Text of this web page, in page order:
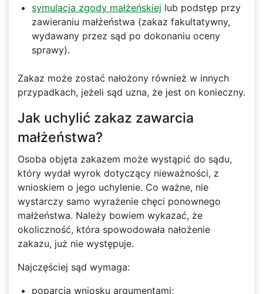
symulacja zgody małżeńskiej lub podstęp przy
zawieraniu małżeństwa (zakaz fakultatywny,
wydawany przez sąd po dokonaniu oceny
sprawy).
Zakaz może zostać nałożony również w innych
przypadkach, jeżeli sąd uzna, że jest on konieczny.
Jak uchylić zakaz zawarcia
małżeństwa?
Osoba objęta zakazem może wystąpić do sądu,
który wydał wyrok dotyczący nieważności, z
wnioskiem o jego uchylenie. Co ważne, nie
wystarczy samo wyrażenie chęci ponownego
małżeństwa. Należy bowiem wykazać, że
okoliczność, która spowodowała nałożenie
zakazu, już nie występuje.
Najczęściej sąd wymaga:
poparcia wniosku argumentami;